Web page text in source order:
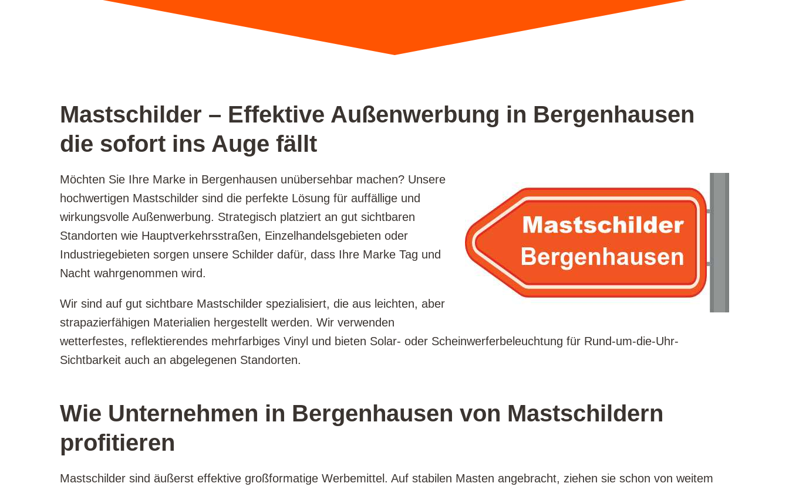
Mastschilder – Effektive Außenwerbung in Bergenhausen
die sofort ins Auge fällt
Möchten Sie Ihre Marke in Bergenhausen unübersehbar machen? Unsere
hochwertigen Mastschilder sind die perfekte Lösung für auffällige und
wirkungsvolle Außenwerbung. Strategisch platziert an gut sichtbaren
Standorten wie Hauptverkehrsstraßen, Einzelhandelsgebieten oder
Industriegebieten sorgen unsere Schilder dafür, dass Ihre Marke Tag und
Nacht wahrgenommen wird.
Wir sind auf gut sichtbare Mastschilder spezialisiert, die aus leichten, aber
strapazierfähigen Materialien hergestellt werden. Wir verwenden
wetterfestes, reflektierendes mehrfarbiges Vinyl und bieten Solar- oder Scheinwerferbeleuchtung für Rund-um-die-Uhr-
Sichtbarkeit auch an abgelegenen Standorten.
Wie Unternehmen in Bergenhausen von Mastschildern
profitieren
Mastschilder sind äußerst effektive großformatige Werbemittel. Auf stabilen Masten angebracht, ziehen sie schon von weitem